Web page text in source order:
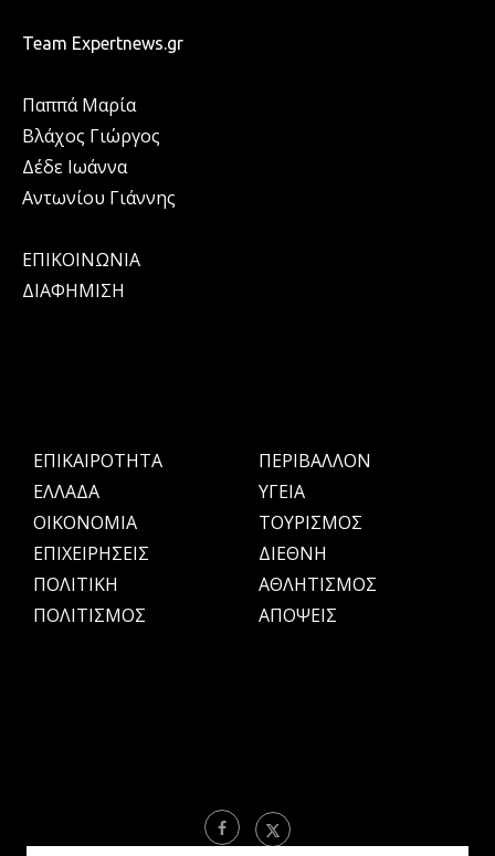
Team Expertnews.gr
Παππά Μαρία
Βλάχος Γιώργος
Δέδε Ιωάννα
Αντωνίου Γιάννης
ΕΠΙΚΟΙΝΩΝΙΑ
ΔΙΑΦΗΜΙΣΗ
ΕΠΙΚΑΙΡΟΤΗΤΑ
ΕΛΛΑΔΑ
OIKONOMIA
ΕΠΙΧΕΙΡΗΣΕΙΣ
ΠΟΛΙΤΙΚΗ
ΠΟΛΙΤΙΣΜΟΣ
ΠΕΡΙΒΑΛΛΟΝ
ΥΓΕΙΑ
ΤΟΥΡΙΣΜΟΣ
ΔΙΕΘΝΗ
ΑΘΛΗΤΙΣΜΟΣ
ΑΠΟΨΕΙΣ